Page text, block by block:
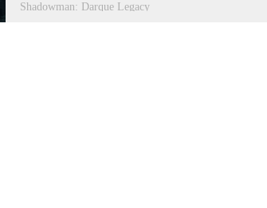
Shadowman: Darque Legacy